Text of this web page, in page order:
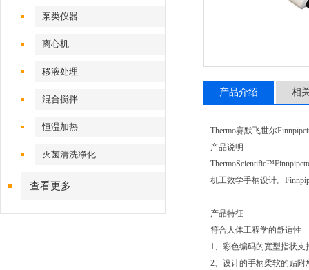
泵类仪器
离心机
移液处理
混合搅拌
恒温加热
灭菌清洗净化
查看更多
产品介绍 相
Thermo赛默飞世尔
产品说明
机工效学手柄设计。
产品特征
符合人体工程学的舒适性
1、彩色编码的宽型指状
2、设计的手柄柔软的贴附